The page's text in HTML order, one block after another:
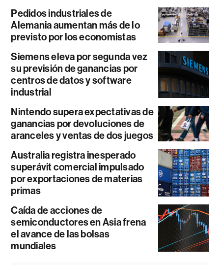
Pedidos industriales de
Alemania aumentan más de lo
previsto por los economistas
Siemens eleva por segunda vez
su previsión de ganancias por
centros de datos y software
industrial
Nintendo supera expectativas de
ganancias por devoluciones de
aranceles y ventas de dos juegos
Australia registra inesperado
superávit comercial impulsado
por exportaciones de materias
primas
Caída de acciones de
semiconductores en Asia frena
el avance de las bolsas
mundiales